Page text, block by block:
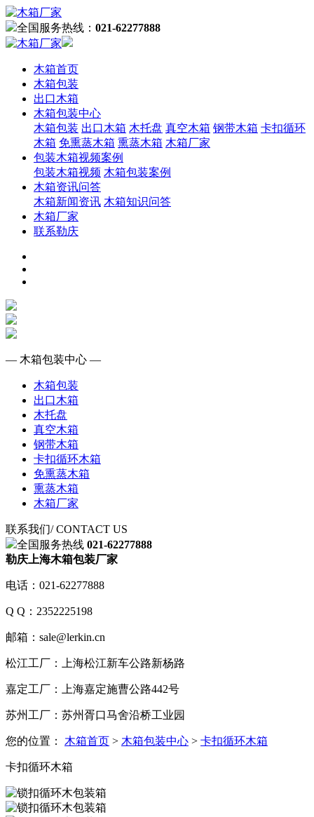
全国服务热线： 021-62277888
木箱首页
木箱包装
出口木箱
木箱包装中心
木箱包装 出口木箱 木托盘 真空木箱 钢带木箱 卡扣循环
木箱 免熏蒸木箱 熏蒸木箱 木箱厂家
包装木箱视频案例
包装木箱视频 木箱包装案例
木箱资讯问答
木箱新闻资讯 木箱知识问答
木箱厂家
联系勒庆
— 木箱包装中心 —
木箱包装
出口木箱
木托盘
真空木箱
钢带木箱
卡扣循环木箱
免熏蒸木箱
熏蒸木箱
木箱厂家
联系我们/ CONTACT US
全国服务热线 021-62277888
勒庆上海木箱包装厂家
电话：021-62277888
Q Q：2352225198
邮箱：sale@lerkin.cn
松江工厂：上海松江新车公路新杨路
嘉定工厂：上海嘉定施曹公路442号
苏州工厂：苏州胥口马舍沿桥工业园
您的位置： 木箱首页 > 木箱包装中心 > 卡扣循环木箱
卡扣循环木箱